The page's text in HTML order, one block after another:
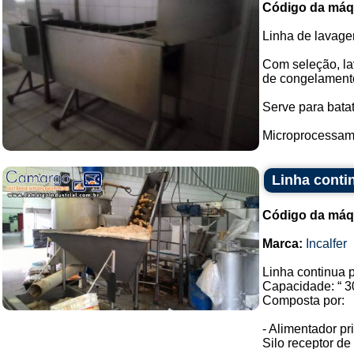
Código da
Linha de
Com seleção,
de
Serve para
Linha
Código da
Marca: Incalfer
Linha continua
Capacidade: “
Composta por:
- Alimentador
Silo receptor